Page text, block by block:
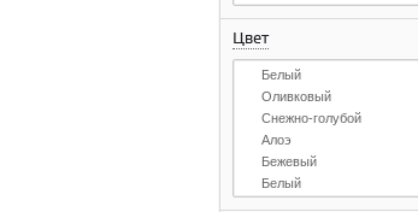
Frends
Google
JBL
Marshall
Monster
Motorola
Яндекс
Harman Kardon
Цвет
Белый
Оливковый
Cнежно-голубой
Алоэ
Бежевый
Белый